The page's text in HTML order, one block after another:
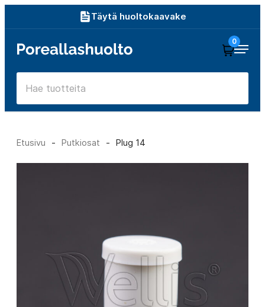
sisältöön
Täytä huoltokaavake
Poreallashuolto
0
Etusivu - Putkiosat - Plug 14